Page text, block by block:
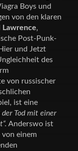
Boys und
von den klaren
Lawrence‚
Post-Punk-
und Jetzt
des
von russischer
ist eine
der Tod mit einer
Anderswo ist
von einem